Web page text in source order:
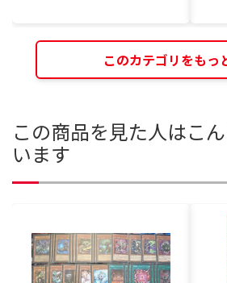
このカテゴリをもっ
この商品を見た人はこ
います